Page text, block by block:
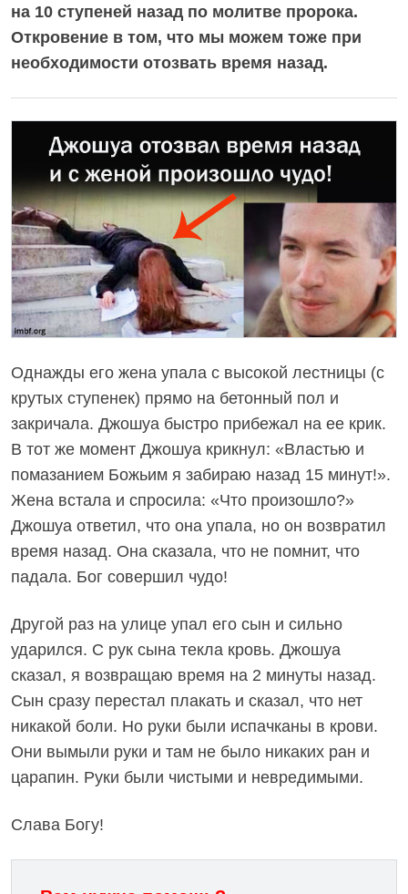
на 10 ступеней назад по молитве пророка.
Откровение в том, что мы можем тоже при
необходимости отозвать время назад.
Однажды его жена упала с высокой лестницы (с
крутых ступенек) прямо на бетонный пол и
закричала. Джошуа быстро прибежал на ее крик.
В тот же момент Джошуа крикнул: «Властью и
помазанием Божьим я забираю назад 15 минут!».
Жена встала и спросила: «Что произошло?»
Джошуа ответил, что она упала, но он возвратил
время назад. Она сказала, что не помнит, что
падала. Бог совершил чудо!
Другой раз на улице упал его сын и сильно
ударился. С рук сына текла кровь. Джошуа
сказал, я возвращаю время на 2 минуты назад.
Сын сразу перестал плакать и сказал, что нет
никакой боли. Но руки были испачканы в крови.
Они вымыли руки и там не было никаких ран и
царапин. Руки были чистыми и невредимыми.
Слава Богу!